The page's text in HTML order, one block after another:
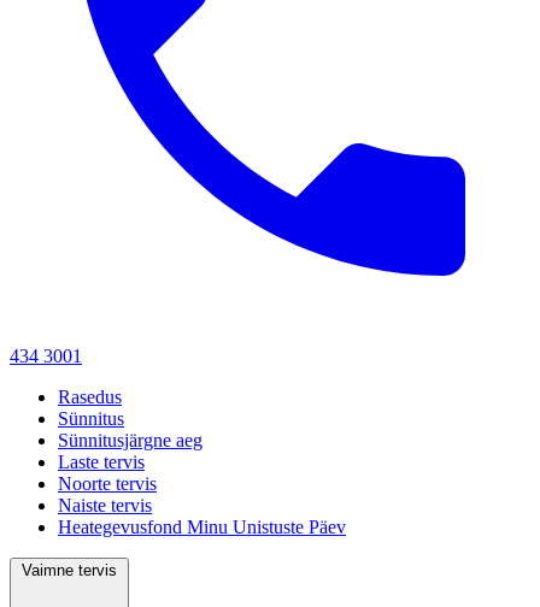
434 3001
Rasedus
Sünnitus
Sünnitusjärgne aeg
Laste tervis
Noorte tervis
Naiste tervis
Heategevusfond Minu Unistuste Päev
Vaimne tervis